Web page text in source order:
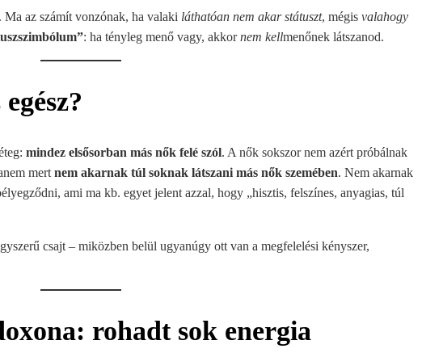
az számít vonzónak, ha valaki láthatóan nem akar státuszt, mégis valahogy
: ha tényleg menő vagy, akkornem kellmenőnek látszanod.
mindez elsősorban más nők felé szól. A nők sokszor nem azért próbálnak
mert nem akarnak túl soknak látszani más nők szemében. Nem akarnak
ami ma kb. egyet jelent azzal, hogy „hisztis, felszínes, anyagias, túl
csajt – miközben belül ugyanúgy ott van a megfelelési kényszer,
rohadt sok energia